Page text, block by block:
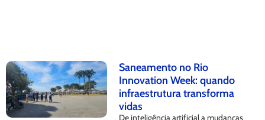
Saneamento no Rio
Innovation Week: quando
infraestrutura transforma
vidas
De inteligência artificial a mudanças